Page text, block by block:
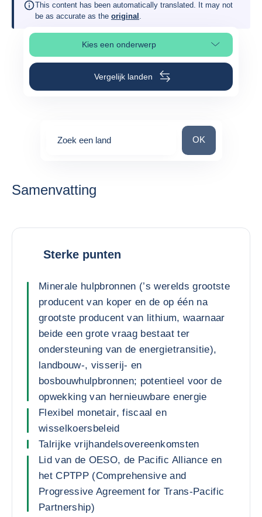
This content has been automatically translated. It may not
be as accurate as the original .
Kies een onderwerp
Selecteer paginasectie
Vergelijk landen
Zoek een land Zoek een land
OK
Samenvatting
Sterke punten
Minerale hulpbronnen (’s werelds grootste
producent van koper en de op één na
grootste producent van lithium, waarnaar
beide een grote vraag bestaat ter
ondersteuning van de energietransitie),
landbouw-, visserij- en
bosbouwhulpbronnen; potentieel voor de
opwekking van hernieuwbare energie
Flexibel monetair, fiscaal en
wisselkoersbeleid
Talrijke vrijhandelsovereenkomsten
Lid van de OESO, de Pacific Alliance en
het CPTPP (Comprehensive and
Progressive Agreement for Trans-Pacific
Partnership)